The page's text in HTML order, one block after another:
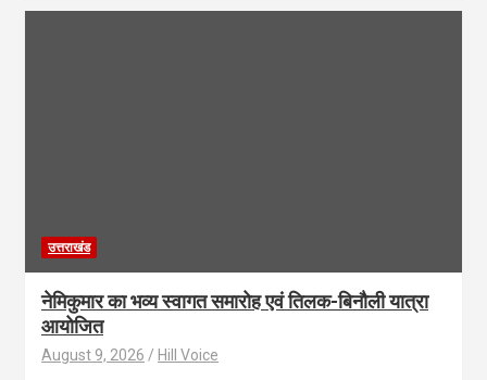
उत्तराखंड
नेमिकुमार का भव्य स्वागत समारोह एवं तिलक-बिनौली यात्रा
आयोजित
August 9, 2026 Hill Voice